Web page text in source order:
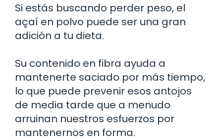
Si estás buscando perder peso, el
açaí en polvo puede ser una gran
adición a tu dieta.
Su contenido en fibra ayuda a
mantenerte saciado por más tiempo,
lo que puede prevenir esos antojos
de media tarde que a menudo
arruinan nuestros esfuerzos por
mantenernos en forma.